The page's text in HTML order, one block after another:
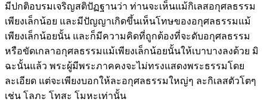
มีปกติอบรมเจริญสติปัฏฐานว่า ท่านจะเห็นแม้กิเลสอกุศลธรรม
เพียงเล็กน้อย และมีปัญญาเกิดขึ้นเห็นโทษของอกุศลธรรมแม้
เพียงเล็กน้อยนั้น และก็มีความคิดที่ถูกต้องที่จะดับอกุศลธรรม
หรือขัดเกลาอกุศลธรรมแม้เพียงเล็กน้อยนั้นให้เบาบางลงด้วย มิ
ฉะนั้นแล้ว พระผู้มีพระภาคคงจะไม่ทรงแสดงพระธรรมโดย
ละเอียด แต่จะเพียงบอกให้ละอกุศลธรรมใหญ่ๆ ละกิเลสตัวโตๆ
เช่น โลภะ โทสะ โมหะเท่านั้น